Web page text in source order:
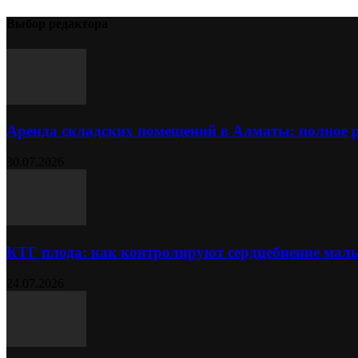
Аренда складских помещений в Алматы: полное
КТГ плода: как контролируют сердцебиение